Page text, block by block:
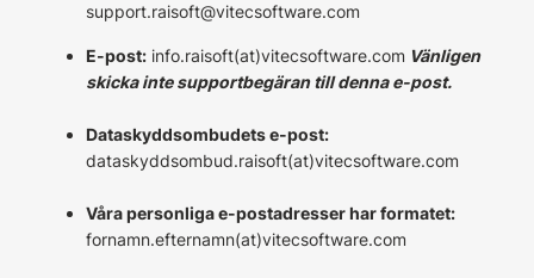
support.raisoft@vitecsoftware.com
E-post: info.raisoft(at)vitecsoftware.com Vänligen
skicka inte supportbegäran till denna e-post.
Dataskyddsombudets e-post:
dataskyddsombud.raisoft(at)vitecsoftware.com
Våra personliga e-postadresser har formatet:
fornamn.efternamn(at)vitecsoftware.com